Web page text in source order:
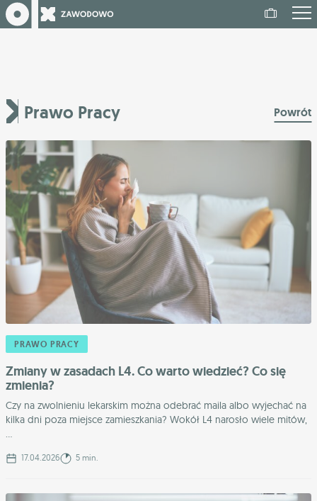
Prawo Pracy Powrót
PRAWO PRACY
Zmiany w zasadach L4. Co warto wiedzieć? Co się
zmienia?
Czy na zwolnieniu lekarskim można odebrać maila albo wyjechać na
kilka dni poza miejsce zamieszkania? Wokół L4 narosło wiele mitów,
...
17.04.2026 5 min.